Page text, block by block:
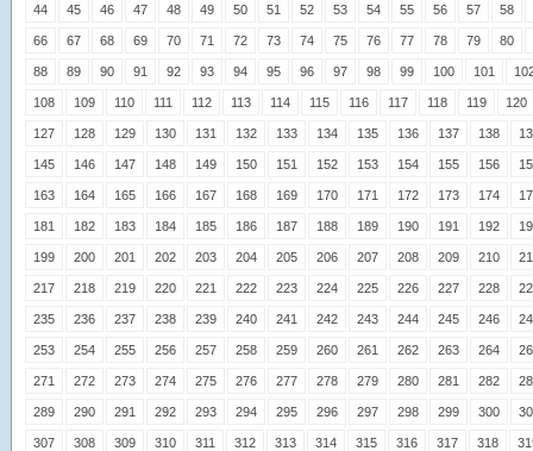
44 45 46 47 48 49 50 51 52 53 54 55 56 57 58
66 67 68 69 70 71 72 73 74 75 76 77 78 79 80
88 89 90 91 92 93 94 95 96 97 98 99 100 101
108 109 110 111 112 113 114 115 116 117 118 119 120
127 128 129 130 131 132 133 134 135 136 137 138
145 146 147 148 149 150 151 152 153 154 155 156
163 164 165 166 167 168 169 170 171 172 173 174
181 182 183 184 185 186 187 188 189 190 191 192
199 200 201 202 203 204 205 206 207 208 209 210
217 218 219 220 221 222 223 224 225 226 227 228
235 236 237 238 239 240 241 242 243 244 245 246
253 254 255 256 257 258 259 260 261 262 263 264
271 272 273 274 275 276 277 278 279 280 281 282
289 290 291 292 293 294 295 296 297 298 299 300
307 308 309 310 311 312 313 314 315 316 317 318